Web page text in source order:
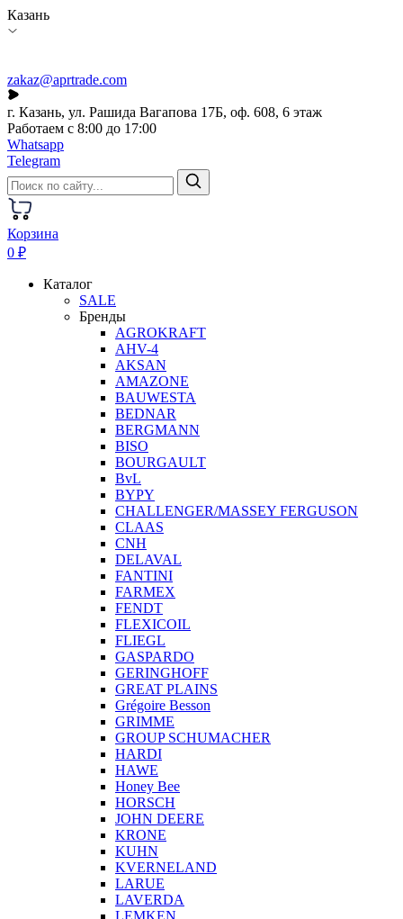
Казань
zakaz@aprtrade.com
г. Казань, ул. Рашида Вагапова 17Б, оф. 608, 6 этаж
Работаем с 8:00 до 17:00
Whatsapp
Telegram
Корзина
0 ₽
Каталог
SALE
Бренды
AGROKRAFT
AHV-4
AKSAN
AMAZONE
BAUWESTA
BEDNAR
BERGMANN
BISO
BOURGAULT
BvL
BYPY
CHALLENGER/MASSEY FERGUSON
CLAAS
CNH
DELAVAL
FANTINI
FARMEX
FENDT
FLEXICOIL
FLIEGL
GASPARDO
GERINGHOFF
GREAT PLAINS
Grégoire Besson
GRIMME
GROUP SCHUMACHER
HARDI
HAWE
Honey Bee
HORSCH
JOHN DEERE
KRONE
KUHN
KVERNELAND
LARUE
LAVERDA
LEMKEN